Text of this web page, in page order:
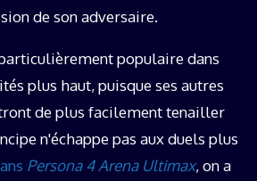
de son adversaire.
populaire dans
plus haut, puisque ses autres
de plus facilement tenailler
n'échappe pas aux duels plus
Persona 4 Arena Ultimax, on a